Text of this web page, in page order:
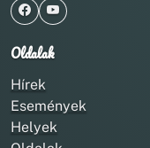
Oldalak
Hírek
Események
Helyek